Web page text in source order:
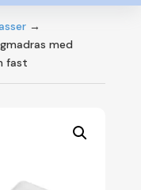
→
med
fast